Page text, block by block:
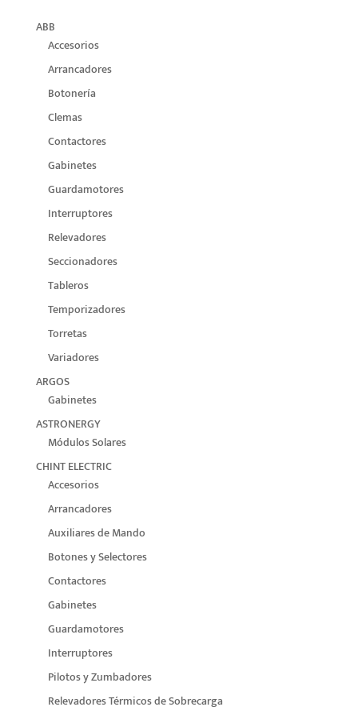
ABB
Accesorios
Arrancadores
Botonería
Clemas
Contactores
Gabinetes
Guardamotores
Interruptores
Relevadores
Seccionadores
Tableros
Temporizadores
Torretas
Variadores
ARGOS
Gabinetes
ASTRONERGY
Módulos Solares
CHINT ELECTRIC
Accesorios
Arrancadores
Auxiliares de Mando
Botones y Selectores
Contactores
Gabinetes
Guardamotores
Interruptores
Pilotos y Zumbadores
Relevadores Térmicos de Sobrecarga